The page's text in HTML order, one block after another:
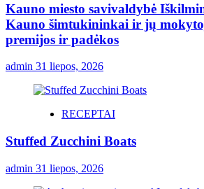
Kauno miesto savivaldybė
Kauno šimtukininkai ir jų
premijos ir padėkos
admin 31 liepos, 2026
RECEPTAI
Stuffed Zucchini Boats
admin 31 liepos, 2026